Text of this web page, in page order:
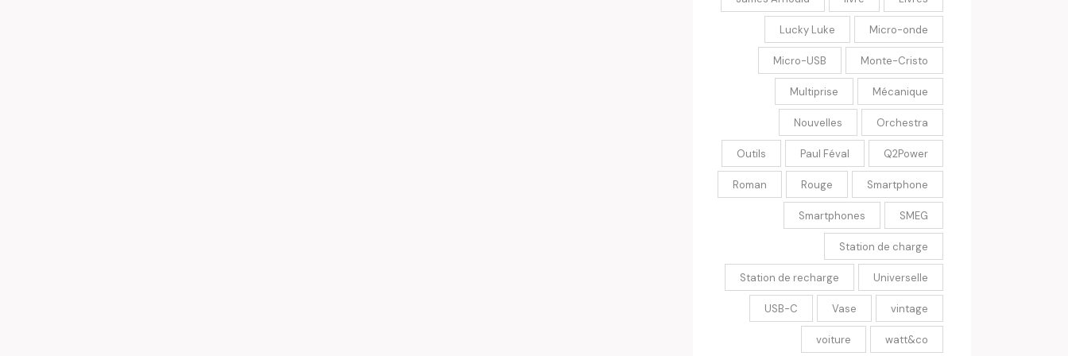
Lucky Luke Micro-onde
Micro-USB Monte-Cristo
Multiprise Mécanique
Nouvelles Orchestra
Outils Paul Féval Q2Power
Roman Rouge Smartphone
Smartphones SMEG
Station de charge
Station de recharge Universelle
USB-C Vase vintage
voiture watt&co